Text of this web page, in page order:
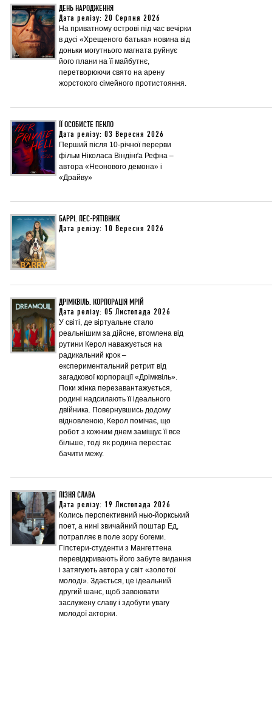
ДЕНЬ НАРОДЖЕННЯ
Дата релізу: 20 Серпня 2026
На приватному острові під час вечірки
в дусі «Хрещеного батька» новина від
доньки могутнього магната руйнує
його плани на її майбутнє,
перетворюючи свято на арену
жорстокого сімейного протистояння.
ЇЇ ОСОБИСТЕ ПЕКЛО
Дата релізу: 03 Вересня 2026
Перший після 10-річної перерви
фільм Ніколаса Віндінґа Рефна –
автора «Неонового демона» і
«Драйву»
БАРРІ. ПЕС-РЯТІВНИК
Дата релізу: 10 Вересня 2026
ДРІМКВІЛЬ. КОРПОРАЦІЯ МРІЙ
Дата релізу: 05 Листопада 2026
У світі, де віртуальне стало
реальнішим за дійсне, втомлена від
рутини Керол наважується на
радикальний крок –
експериментальний ретрит від
загадкової корпорації «Дрімквіль».
Поки жінка перезавантажується,
родині надсилають її ідеального
двійника. Повернувшись додому
відновленою, Керол помічає, що
робот з кожним днем заміщує її все
більше, тоді як родина перестає
бачити межу.
ПІЗНЯ СЛАВА
Дата релізу: 19 Листопада 2026
Колись перспективний нью-йоркський
поет, а нині звичайний поштар Ед,
потрапляє в поле зору богеми.
Гіпстери-студенти з Мангеттена
перевідкривають його забуте видання
і затягують автора у світ «золотої
молоді». Здається, це ідеальний
другий шанс, щоб завоювати
заслужену славу і здобути увагу
молодої акторки.